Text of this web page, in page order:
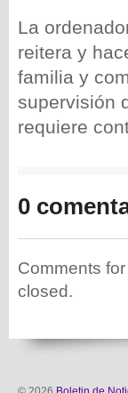
La
reitera y
familia y
supervisión
requiere
0
Comments for
closed.